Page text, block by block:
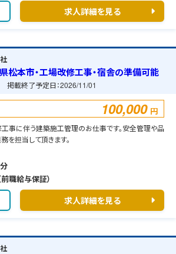
求人詳細を見る
松本市・工場改修工事・宿舎の準備可能
掲載終了予定日：2026/11/01
100,000 円
事に伴う建築施工管理のお仕事です。安全管理や品
を担当して頂きます。
職給与保証）
求人詳細を見る